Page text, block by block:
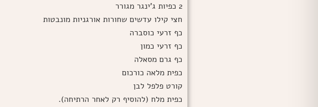
2 כפיות ג'ינגר מגורר
חצי קילו עדשים שחורות אורגניות מונבטות
כף זרעי כוסברה
כף זרעי כמון
כף גרם מסאלה
כפית מלאה כורכום
קורט פלפל לבן
כפית מלח (להוסיף רק לאחר הרתיחה).